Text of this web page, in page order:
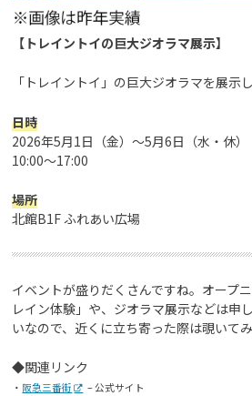
【トレイントイの巨大ジオラマ展示】
「トレイントイ」の巨大ジオラマを展示し
日時
2026年5月1日（金）～5月6日（水・休）
10:00～17:00
場所
北館B1F ふれあい広場
イベントが盛りだくさんですね。オープ
レイン体験」や、ジオラマ展示などは申
いなので、近くに立ち寄った際は覗いてみ
◆関連リンク
・ 阪急三番街 – 公式サイト